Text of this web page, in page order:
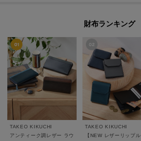
財布ランキング
TAKEO KIKUCHI
アンティーク調レザー ラウンドファスナー 長財布
TAKEO KIKUCHI
【NEW レザーリップ